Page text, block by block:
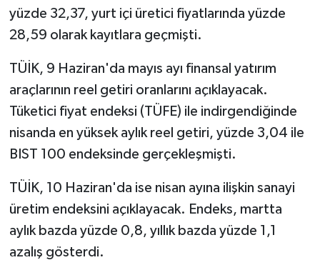
yüzde 32,37, yurt içi üretici fiyatlarında yüzde
28,59 olarak kayıtlara geçmişti.
TÜİK, 9 Haziran'da mayıs ayı finansal yatırım
araçlarının reel getiri oranlarını açıklayacak.
Tüketici fiyat endeksi (TÜFE) ile indirgendiğinde
nisanda en yüksek aylık reel getiri, yüzde 3,04 ile
BIST 100 endeksinde gerçekleşmişti.
TÜİK, 10 Haziran'da ise nisan ayına ilişkin sanayi
üretim endeksini açıklayacak. Endeks, martta
aylık bazda yüzde 0,8, yıllık bazda yüzde 1,1
azalış gösterdi.